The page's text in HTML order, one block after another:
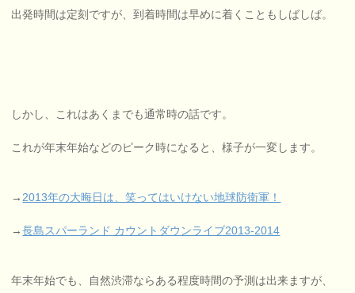
出発時間は定刻ですが、到着時間は早めに着くこともしばしば。
しかし、これはあくまでも通常時の話です。
これが年末年始などのピーク時になると、様子が一変します。
→ 2013年の大晦日は、笑ってはいけない地球防衛軍！
→長島スパーランド カウントダウンライブ2013-2014
年末年始でも、自然渋滞ならある程度時間の予測は出来ますが、